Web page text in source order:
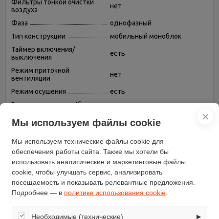
Фильтры тонкой очистки
воздуха
нет
Фаза
однофазный
Тип конструкции
мобильный моноблок
Таймер включения/
выключения
есть
Режим приточной
вентиляции
нет
Режим осушения
есть
Режим вентиляции (без
Регулировка скорости
Пульт дистанционного
управления
есть
при охлаждении (Вт)
1356
Охлаждающая способность
(BTU)
13000
Основные режимы
✕
Мы используем файлы cookie
Мы используем технические файлы cookie для
обеспечения работы сайта. Также мы хотели бы
использовать аналитические и маркетинговые файлы
cookie, чтобы улучшать сервис, анализировать
посещаемость и показывать релевантные предложения.
Подробнее — в политике использования cookie
Необходимые (технические) ▶